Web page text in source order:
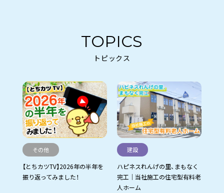
TOPICS
トピックス
その他
【とちカツTV】2026年の半年を
振り返ってみました！
建設
ハピネスれんげの里、まもなく
完工｜当社施工の住宅型有料老
人ホーム